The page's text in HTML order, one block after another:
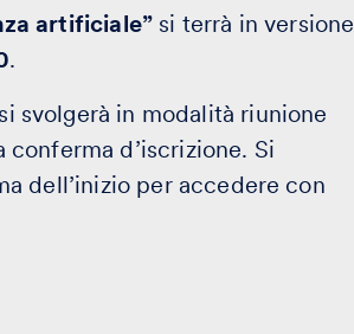
artificiale” si terrà in versione
.
svolgerà in modalità riunione
d’iscrizione. Si
dell’inizio per accedere con